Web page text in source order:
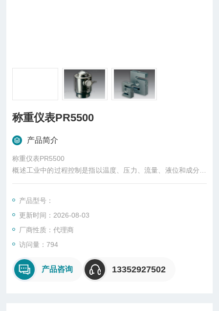
称重仪表PR5500
产品简介
称重仪表PR5500
概述工业中的过程控制是指以温度、压力、流量、液位和成分等
工艺参数作为被控变量的自动控制。一般而言，管理中采取的控
制模型。种称为前馈控制或预先控制，第二种称为过程控制或同
期控制，第三种称为反馈控制或事后控制。
产品型号：
更新时间：2026-08-03
厂商性质：代理商
访问量：794
产品咨询 13352927502